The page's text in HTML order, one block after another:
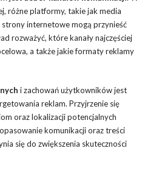
różne platformy, takie jak media
strony internetowe mogą przynieść
rozważyć, które kanały najczęściej
a także jakie formaty reklamy
i zachowań użytkowników jest
reklam. Przyjrzenie się
oraz lokalizacji potencjalnych
komunikacji oraz treści
się do zwiększenia skuteczności